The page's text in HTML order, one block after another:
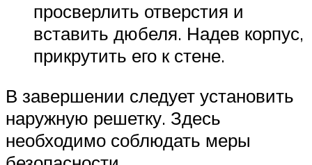
просверлить отверстия и
вставить дюбеля. Надев корпус,
прикрутить его к стене.
В завершении следует установить
наружную решетку. Здесь
необходимо соблюдать меры